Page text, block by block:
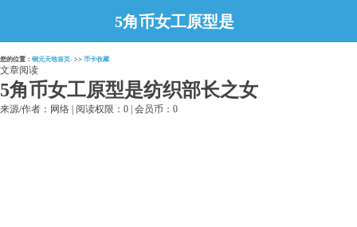
5角币女工原型是
纺织部长之女
您的位置： 铜元天地首页- >> 币卡收藏
文章阅读
5角币女工原型是纺织部长之女
来源/作者：网络 | 阅读权限：0 | 会员币：0